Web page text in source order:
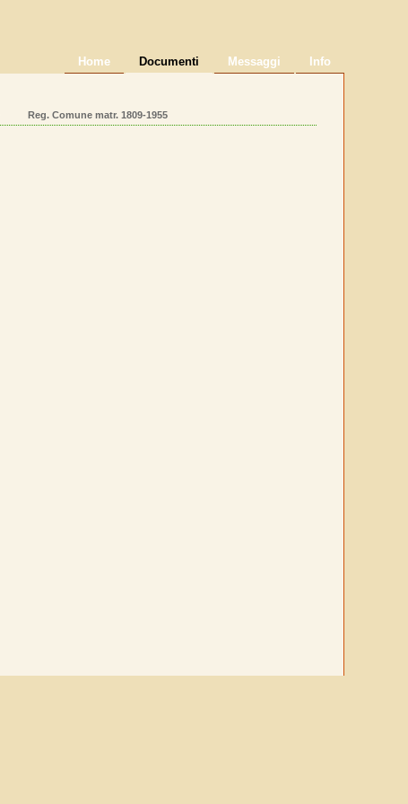
Info
Messaggi
Documenti
Home
Reg. Comune matr. 1809-1955